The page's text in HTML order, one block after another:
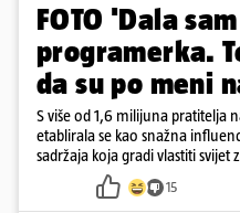
FOTO 'Dala
programerka.
da su po meni
S više od 1,6 milijuna pratitelja
etablirala se kao snažna
sadržaja koja gradi vlastiti svijet
pokazuje da online slava dolazi
15